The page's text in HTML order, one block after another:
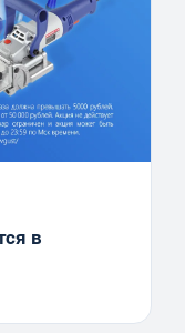
в